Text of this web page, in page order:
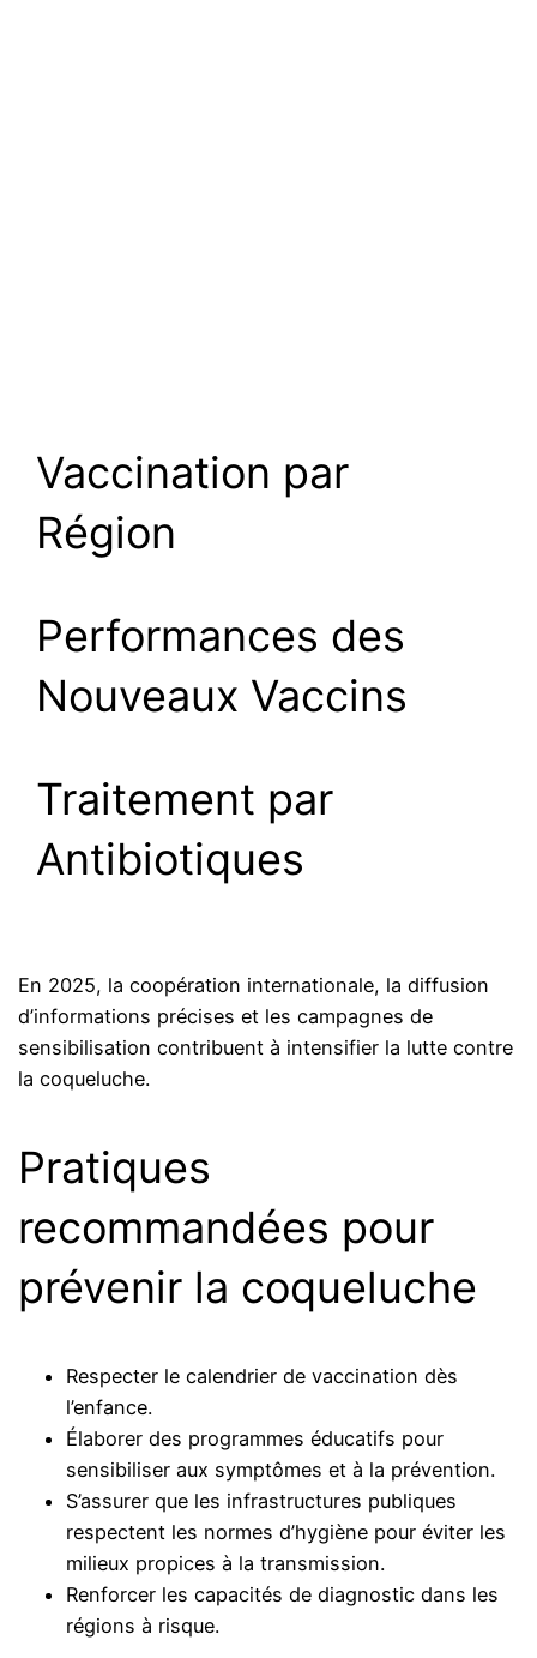
Vaccination par
Région
Performances des
Nouveaux Vaccins
Traitement par
Antibiotiques
En 2025, la coopération internationale, la diffusion
d’informations précises et les campagnes de
sensibilisation contribuent à intensifier la lutte contre
la coqueluche.
Pratiques
recommandées pour
prévenir la coqueluche
Respecter le calendrier de vaccination dès
l’enfance.
Élaborer des programmes éducatifs pour
sensibiliser aux symptômes et à la prévention.
S’assurer que les infrastructures publiques
respectent les normes d’hygiène pour éviter les
milieux propices à la transmission.
Renforcer les capacités de diagnostic dans les
régions à risque.